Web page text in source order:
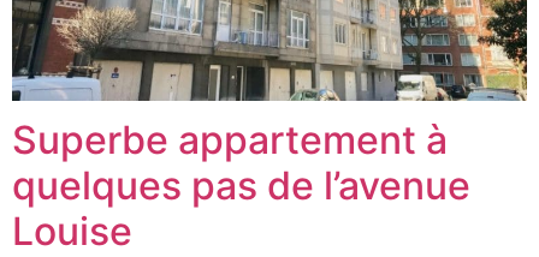
Superbe appartement à
quelques pas de l’avenue
Louise